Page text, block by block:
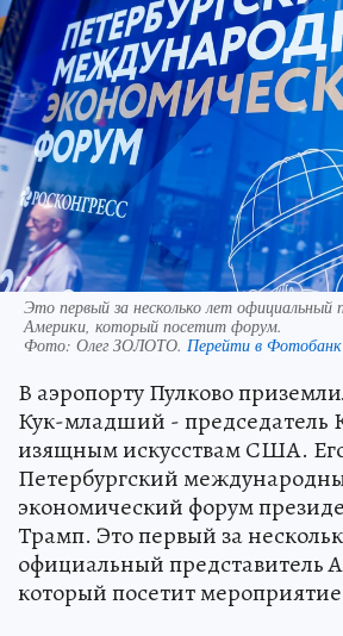
Это первый за несколько лет официальный
Америки, который посетит форум.
Фото: Олег ЗОЛОТО. Перейти в
В аэропорту Пулково
Кук-младший - председатель
изящным искусствам США.
Петербургский
экономический форум
Трамп. Это первый за
официальный представитель
который посетит